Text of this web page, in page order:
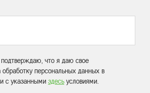
что я даю свое
обработку персональных данных в
с указанными здесь условиями.